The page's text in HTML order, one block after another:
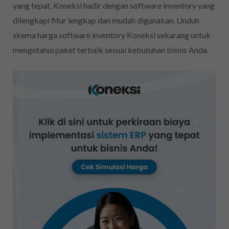
yang tepat. Koneksi hadir dengan software inventory yang
dilengkapi fitur lengkap dan mudah digunakan. Unduh
skema harga software inventory Koneksi sekarang untuk
mengetahui paket terbaik sesuai kebutuhan bisnis Anda.